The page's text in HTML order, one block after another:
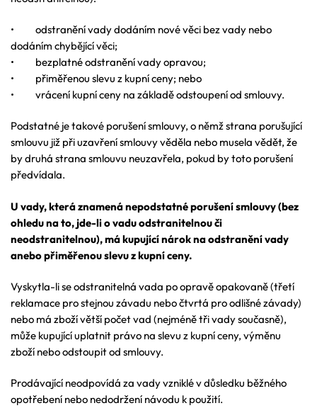
• odstranění vady dodáním nové věci bez vady nebo
dodáním chybějící věci;
• bezplatné odstranění vady opravou;
• přiměřenou slevu z kupní ceny; nebo
• vrácení kupní ceny na základě odstoupení od smlouvy.
Podstatné je takové porušení smlouvy, o němž strana porušující
smlouvu již při uzavření smlouvy věděla nebo musela vědět, že
by druhá strana smlouvu neuzavřela, pokud by toto porušení
předvídala.
U vady, která znamená nepodstatné porušení smlouvy (bez
ohledu na to, jde-li o vadu odstranitelnou či
neodstranitelnou), má kupující nárok na odstranění vady
anebo přiměřenou slevu z kupní ceny.
Vyskytla-li se odstranitelná vada po opravě opakovaně (třetí
reklamace pro stejnou závadu nebo čtvrtá pro odlišné závady)
nebo má zboží větší počet vad (nejméně tři vady současně),
může kupující uplatnit právo na slevu z kupní ceny, výměnu
zboží nebo odstoupit od smlouvy.
Prodávající neodpovídá za vady vzniklé v důsledku běžného
opotřebení nebo nedodržení návodu k použití.